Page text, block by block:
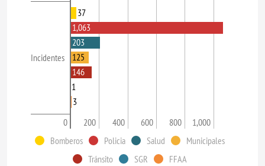
Incidentes
0 200 400 600 800 1,000
37
1,063
203
125
146
1
3
Bomberos Policia Salud
Municipales
Tránsito
SGR FFAA